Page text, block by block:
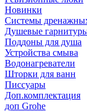
Новинки
Системы
Душевые
Поддоны для душа
Устройства смыва
Водонагреватели
Шторки для ванн
Писсуары
Доп.комплектация
доп Grohe